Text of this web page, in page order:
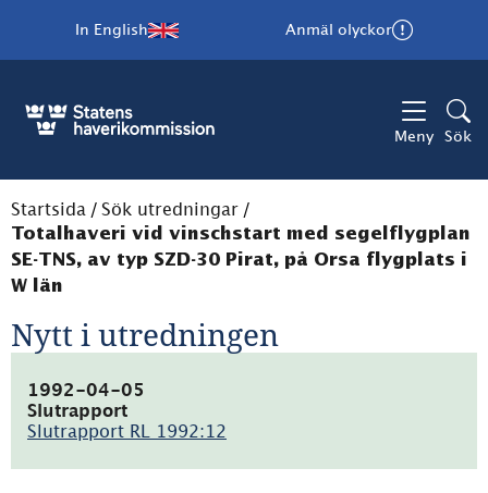
In English Anmäl olyckor
Meny Sök
Startsida / Sök utredningar /
Totalhaveri vid vinschstart med segelflygplan
SE-TNS, av typ SZD-30 Pirat, på Orsa flygplats i
W län
Nytt i utredningen
1992-04-05
Slutrapport
Slutrapport RL 1992:12
51.6kB)